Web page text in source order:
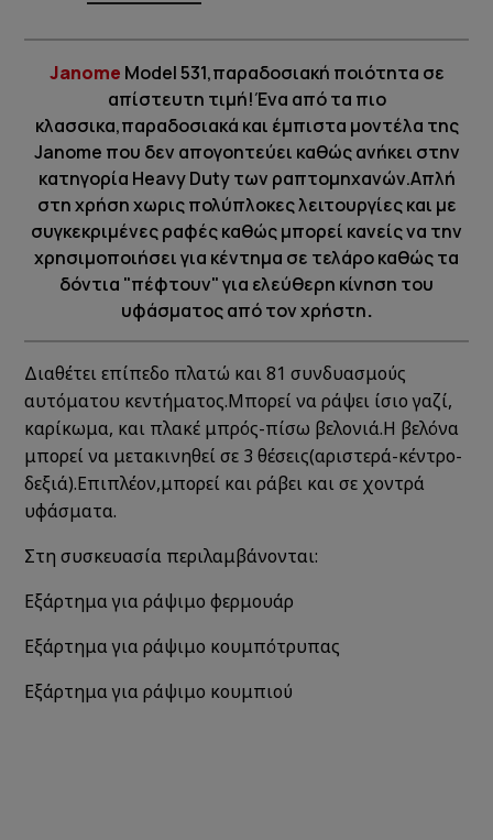
Janome Model 531,παραδοσιακή ποιότητα σε
απίστευτη τιμή!Ένα από τα πιο
κλασσικα,παραδοσιακά και έμπιστα μοντέλα της
Janome που δεν απογοητεύει καθώς ανήκει στην
κατηγορία Heavy Duty των ραπτομηχανών.Απλή
στη χρήση χωρις πολύπλοκες λειτουργίες και με
συγκεκριμένες ραφές καθώς μπορεί κανείς να την
χρησιμοποιήσει για κέντημα σε τελάρο καθώς τα
δόντια "πέφτουν" για ελεύθερη κίνηση του
υφάσματος από τον χρήστη.
Διαθέτει επίπεδο πλατώ και 81 συνδυασμούς
αυτόματου κεντήματος.Μπορεί να ράψει ίσιο γαζί,
καρίκωμα, και πλακέ μπρός-πίσω βελονιά.Η βελόνα
μπορεί να μετακινηθεί σε 3 θέσεις(αριστερά-κέντρο-
δεξιά).Επιπλέον,μπορεί και ράβει και σε χοντρά
υφάσματα.
Στη συσκευασία περιλαμβάνονται:
Εξάρτημα για ράψιμο φερμουάρ
Εξάρτημα για ράψιμο κουμπότρυπας
Εξάρτημα για ράψιμο κουμπιού